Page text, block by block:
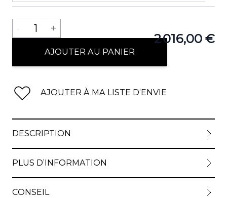
View
View
2 016,00 €
Quantité
- 1 +
AJOUTER AU PANIER
AJOUTER À MA LISTE D’ENVIE
DESCRIPTION
PLUS D’INFORMATION
CONSEIL